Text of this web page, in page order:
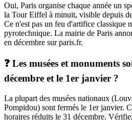
Oui, Paris organise chaque année un
la Tour Eiffel à minuit, visible depuis
Ce n'est pas un feu d'artifice classique
pyrotechnique. La mairie de Paris
en décembre sur paris.fr.
❓ Les musées et monuments
décembre et le 1er janvier ?
La plupart des musées nationaux
Pompidou) sont fermés le 1er janvier.
horaires réduits le 31 décembre.